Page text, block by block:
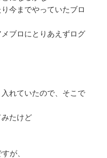
今までやっていたブロ
ブロにとりあえずログ
れていたので、そこで
たけど
が、